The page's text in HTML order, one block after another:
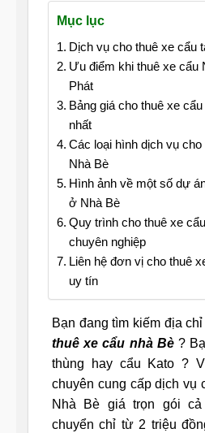
Mục lục
Dịch vụ cho thuê xe cẩu
Ưu điểm khi thuê xe cẩu
Phát
Bảng giá cho thuê xe
nhất
Các loại hình dịch vụ
Nhà Bè
Hình ảnh về một số dự
ở Nhà Bè
Quy trình cho thuê xe
chuyên nghiệp
Liên hệ đơn vị cho thuê
uy tín
Bạn đang tìm kiếm địa
thuê xe cẩu nhà Bè?
thùng hay cẩu Kato ?
chuyên cung cấp dịch vụ
Nhà Bè giá trọn gói
chuyển chỉ từ 2 triệu